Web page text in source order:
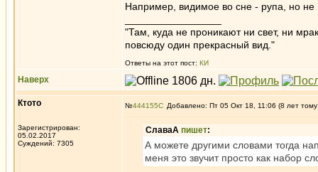
Например, видимое во сне - рупа, но не
"Там, куда не проникают ни свет, ни
повсюду один прекрасный вид."
Ответы на этот пост: КИ
Наверх
Ктото
Зарегистрирован:
05.02.2017
Суждений: 7305
№444155 Добавлено: Пт 05 Окт 18, 11:06 (8 лет
СлаваА пишет:
А можете другими словами тогда
меня это звучит просто как набор